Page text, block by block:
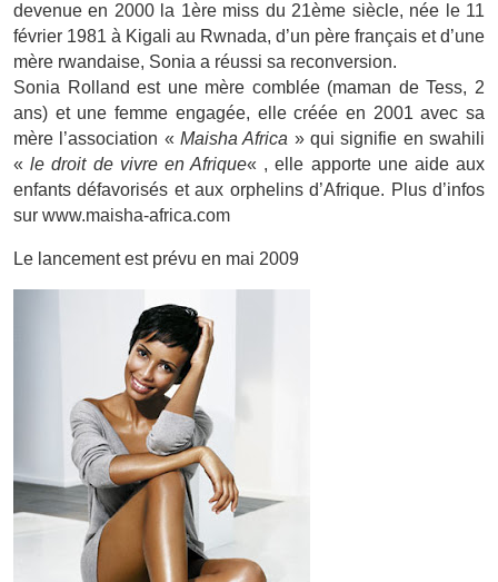
devenue en 2000 la 1ère miss du 21ème siècle, née le 11
février 1981 à Kigali au Rwnada, d’un père français et d’une
mère rwandaise, Sonia a réussi sa reconversion.
Sonia Rolland est une mère comblée (maman de Tess, 2
ans) et une femme engagée, elle créée en 2001 avec sa
mère l’association « Maisha Africa » qui signifie en swahili
«le droit de vivre en Afrique« , elle apporte une aide aux
enfants défavorisés et aux orphelins d’Afrique. Plus d’infos
sur www.maisha-africa.com
Le lancement est prévu en mai 2009